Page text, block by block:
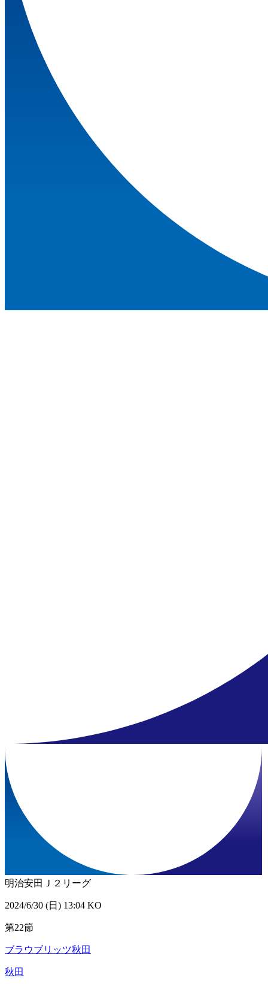
明治安田Ｊ２リーグ
2024/6/30 (日) 13:04 KO
第22節
ブラウブリッツ秋田
秋田